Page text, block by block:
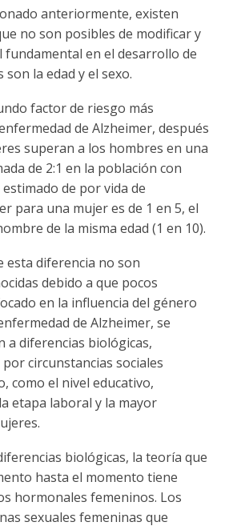
anteriormente, existen
no son posibles de modificar y
en el desarrollo de
son la edad y el sexo.
factor de riesgo más
de Alzheimer, después
superan a los hombres en una
de 2:1 en la población con
de por vida de
para una mujer es de 1 en 5, el
de la misma edad (1 en 10).
esta diferencia no son
debido a que pocos
en la influencia del género
de Alzheimer, se
a diferencias biológicas,
circunstancias sociales
como el nivel educativo,
etapa laboral y la mayor
biológicas, la teoría que
hasta el momento tiene
hormonales femeninos. Los
sexuales femeninas que